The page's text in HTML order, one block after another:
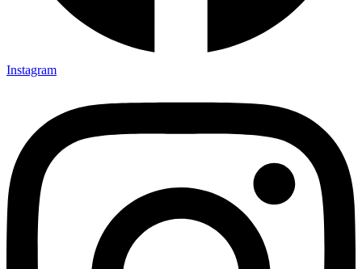
Instagram